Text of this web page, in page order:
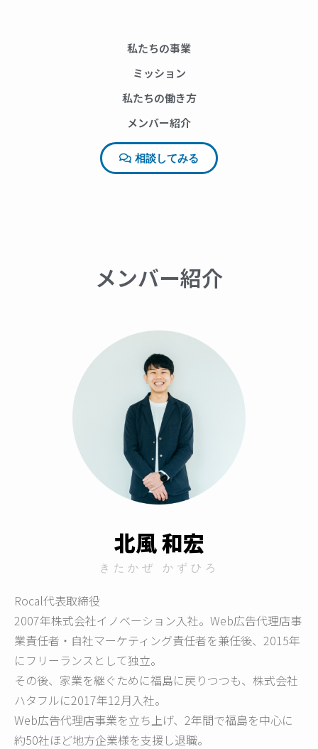
私たちの事業
ミッション
私たちの働き方
メンバー紹介
相談してみる
メンバー紹介
北風 和宏
きたかぜ かずひろ
Rocal代表取締役
2007年株式会社イノベーション入社。Web広告代理店事
業責任者・自社マーケティング責任者を兼任後、2015年
にフリーランスとして独立。
その後、家業を継ぐために福島に戻りつつも、株式会社
ハタフルに2017年12月入社。
Web広告代理店事業を立ち上げ、2年間で福島を中心に
約50社ほど地方企業様を支援し退職。